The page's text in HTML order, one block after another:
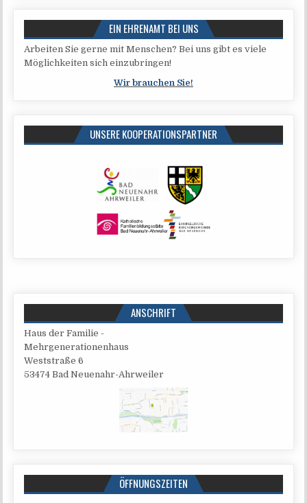
EIN EHRENAMT BEI UNS
Arbei­ten Sie ger­ne mit Men­schen? Bei uns gibt es vie­le
Mög­lich­kei­ten sich einzubringen!
Wir brau­chen Sie!
UNSERE KOOPERATIONSPARTNER
ANSCHRIFT
Haus der Familie -
Mehrgenerationenhaus
West­stra­ße 6
53474 Bad Neuenahr-Ahrweiler
ÖFFNUNGSZEITEN